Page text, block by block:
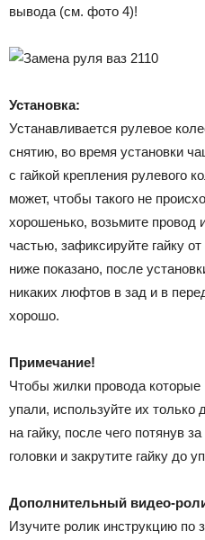
вывода (см. фото 4)!
Установка:
Устанавливается рулевое
снятию, во время установки
с гайкой крепления рулевого
может, чтобы такого не
хорошенько, возьмите провод
частью, зафиксируйте гайку
ниже показано, после
никаких люфтов в зад и в
хорошо.
Примечание!
Чтобы жилки провода которые
упали, используйте их только
на гайку, после чего потянув
головки и закрутите гайку до
Дополнительный видео-
Изучите ролик инструкцию по